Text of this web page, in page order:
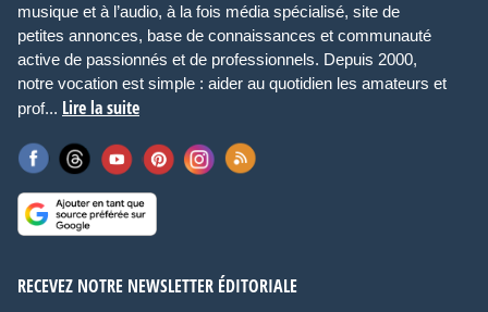
musique et à l’audio, à la fois média spécialisé, site de
petites annonces, base de connaissances et communauté
active de passionnés et de professionnels. Depuis 2000,
notre vocation est simple : aider au quotidien les amateurs et
prof... Lire la suite
RECEVEZ NOTRE NEWSLETTER ÉDITORIALE